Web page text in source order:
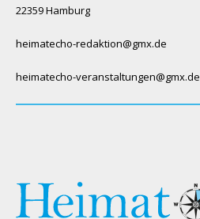
22359 Hamburg
heimatecho-redaktion@gmx.de
heimatecho-veranstaltungen@gmx.de